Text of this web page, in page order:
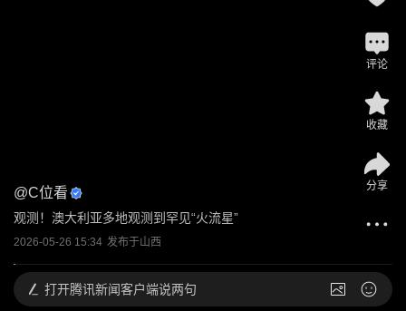
@C位看
观测！澳大利亚多地观测到罕见“火流星”
2026-05-26 15:34 发布于山西
评论
收藏
分享
打开腾讯新闻客户端说两句